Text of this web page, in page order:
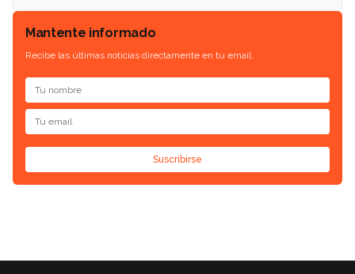
Mantente informado
Recibe las últimas noticias directamente en tu email.
Suscribirse